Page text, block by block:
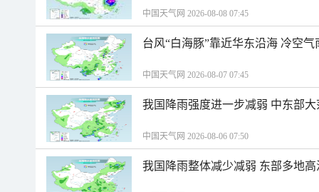
中国天气网 2026-08-08 07:45
台风“白海豚”靠近华东沿海 冷空
中国天气网 2026-08-07 07:45
我国降雨强度进一步减弱 中东部
中国天气网 2026-08-06 07:50
我国降雨整体减少减弱 东部多地